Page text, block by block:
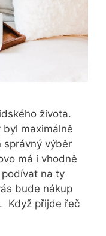
života.
maximálně
správný výběr
má i vhodně
na ty
bude nákup
Když přijde řeč